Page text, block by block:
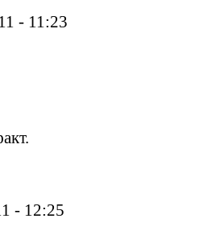
- 11:23
- 12:25